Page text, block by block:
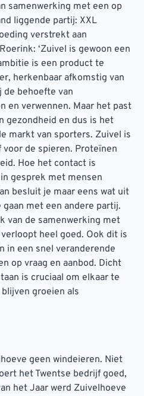
samenwerking met een op
liggende partij: XXL
verstrekt aan
‘Zuivel is gewoon een
is een product te
herkenbaar afkomstig van
behoefte van
en verwennen. Maar het past
gezondheid en dus is het
markt van sporters. Zuivel is
de spieren. Proteïnen
Hoe het contact is
gesprek met mensen
besluit je maar eens wat uit
met een andere partij.
van de samenwerking met
heel goed. Ook dit is
in een snel veranderende
op vraag en aanbod. Dicht
is cruciaal om elkaar te
groeien als
geen windeieren. Niet
het Twentse bedrijf goed,
het Jaar werd Zuivelhoeve